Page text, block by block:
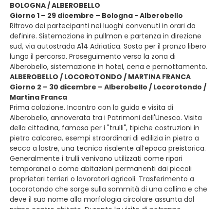
BOLOGNA / ALBEROBELLO
Giorno 1 – 29 dicembre – Bologna - Alberobello
Ritrovo dei partecipanti nei luoghi convenuti in orari da
definire. Sistemazione in pullman e partenza in direzione
sud, via autostrada A14 Adriatica. Sosta per il pranzo libero
lungo il percorso. Proseguimento verso la zona di
Alberobello, sistemazione in hotel, cena e pernottamento.
ALBEROBELLO / LOCOROTONDO / MARTINA FRANCA
Giorno 2 – 30 dicembre – Alberobello / Locorotondo /
Martina Franca
Prima colazione. Incontro con la guida e visita di
Alberobello, annoverata tra i Patrimoni dell'Unesco. Visita
della cittadina, famosa per i "trulli", tipiche costruzioni in
pietra calcarea, esempi straordinari di edilizia in pietra a
secco a lastre, una tecnica risalente all’epoca preistorica.
Generalmente i trulli venivano utilizzati come ripari
temporanei o come abitazioni permanenti dai piccoli
proprietari terrieri o lavoratori agricoli. Trasferimento a
Locorotondo che sorge sulla sommità di una collina e che
deve il suo nome alla morfologia circolare assunta dal